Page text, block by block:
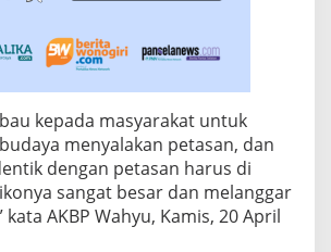
kepada masyarakat untuk
menyalakan petasan, dan
dengan petasan harus di
sangat besar dan melanggar
AKBP Wahyu, Kamis, 20 April